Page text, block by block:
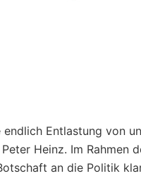
Entlastung von
Heinz. Im Rahmen
an die Politik